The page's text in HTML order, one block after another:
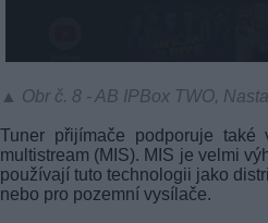
▲ Obr č. 8 - AB IPBox TWO,
Tuner přijímače podporuje
multistream (MIS). MIS je velmi
používají tuto technologii jako
nebo pro pozemní vysílače.